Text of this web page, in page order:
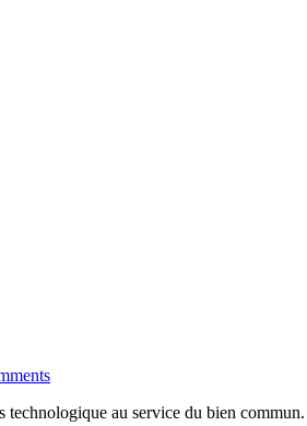
au service du bien